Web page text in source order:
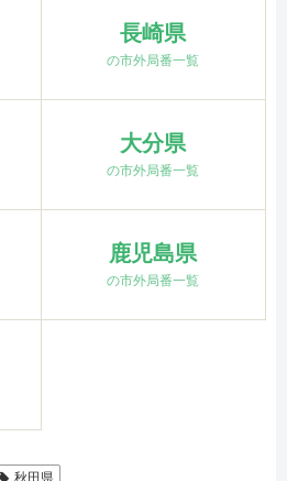
長崎県
の市外局番一覧
大分県
の市外局番一覧
鹿児島県
の市外局番一覧
秋田県